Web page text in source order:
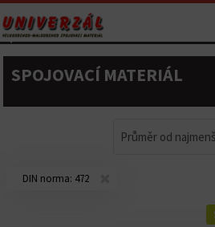
SPOJOVACÍ MATERIÁL
Průměr od
DIN norma: 472